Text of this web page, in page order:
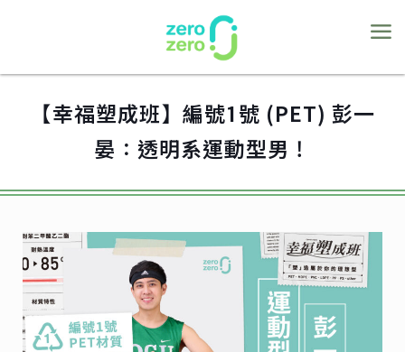
【幸福塑成班】編號1號 (PET) 彭一
晏：透明系運動型男！